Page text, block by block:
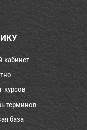
кабинет
курсов
терминов
база